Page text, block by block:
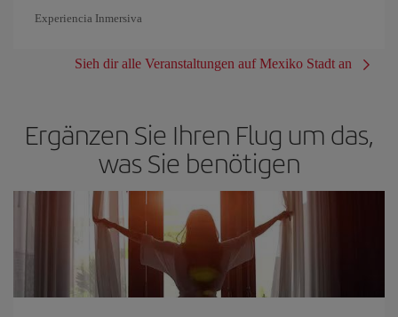
Experiencia Inmersiva
Sieh dir alle Veranstaltungen auf Mexiko Stadt an
Ergänzen Sie Ihren Flug um das,
was Sie benötigen